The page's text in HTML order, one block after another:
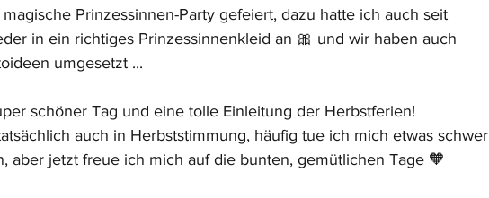
Prinzessinnen-Party gefeiert, dazu hatte ich auch seit
in ein richtiges Prinzessinnenkleid an 🎀 und wir haben auch
umgesetzt ...
schöner Tag und eine tolle Einleitung der Herbstferien!
auch in Herbststimmung, häufig tue ich mich etwas schwer
aber jetzt freue ich mich auf die bunten, gemütlichen Tage 🧡